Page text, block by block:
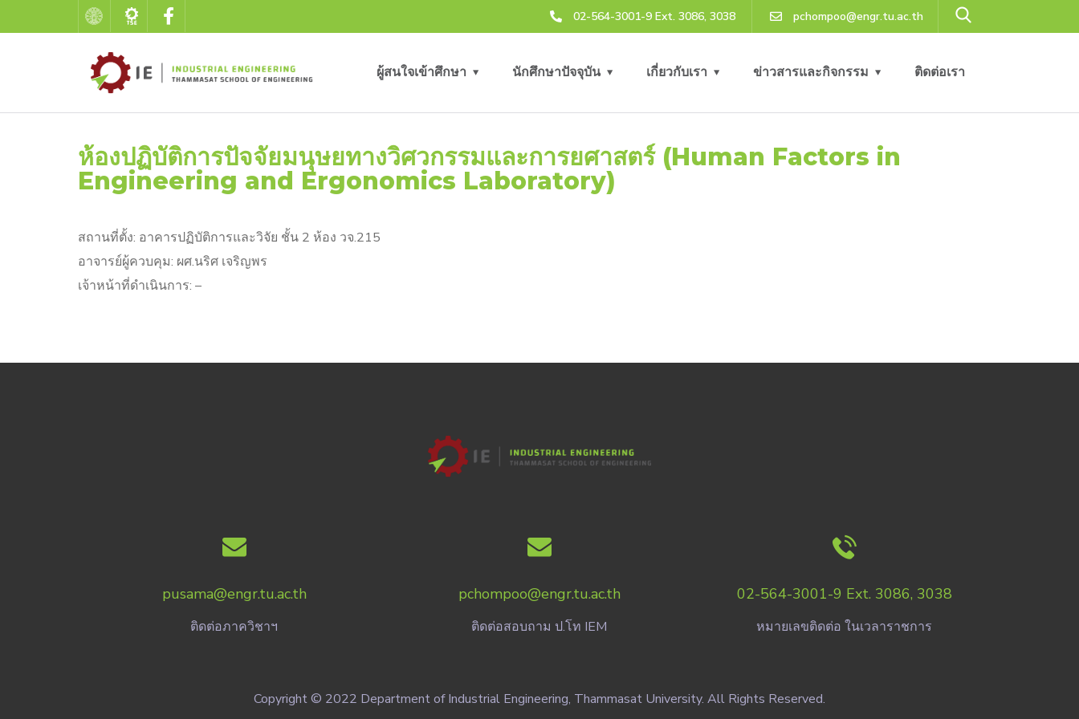
02-564-3001-9 Ext. 3086, 3038 pchompoo@engr.tu.ac.th
ผู้สนใจเข้าศึกษา นักศึกษาปัจจุบัน เกี่ยวกับเรา ข่าวสารและกิจกรรม ติดต่อเรา
ห้องปฏิบัติการปัจจัยมนุษยทางวิศวกรรมและการยศาสตร์ (Human Factors in
Engineering and Ergonomics Laboratory)
สถานที่ตั้ง: อาคารปฏิบัติการและวิจัย ชั้น 2 ห้อง วจ.215
อาจารย์ผู้ควบคุม: ผศ.นริศ เจริญพร
เจ้าหน้าที่ดำเนินการ: –
pusama@engr.tu.ac.th
ติดต่อภาควิชาฯ
pchompoo@engr.tu.ac.th
ติดต่อสอบถาม ป.โท IEM
02-564-3001-9 Ext. 3086, 3038
หมายเลขติดต่อ ในเวลาราชการ
Copyright © 2022 Department of Industrial Engineering, Thammasat University. All Rights Reserved.